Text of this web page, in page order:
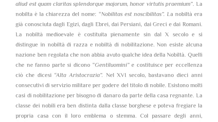
aliud est quam claritas splendorque majorum, honor virtutis praemium”. La
nobilta è la chiarezza del nome: “Nobilitas est noscibilitas”. La nobiltà era
già conosciuta dagli Egizi, dagli Ebrei, dai Persiani, dai Greci e dai Romani.
La nobiltà medioevale è costituita pienamente sin dal X secolo e si
distingue in nobiltà di razza e nobiltà di nobilitazione. Non esiste alcuna
nazione ben regolata che non abbia avuto qualche idea della Nobiltà. Quelli
che ne fanno parte si dicono “Gentiluomini”e costituisce per eccellenza
ciò che dicesi “Alta Aristocrazia”. Nel XVI secolo, bastavano dieci anni
consecutivi di servizio militare per godere del titolo di nobile. Esistono molti
casi di nobilitazione per bisogno di danaro da parte della casa regnante. La
classe dei nobili era ben distinta dalla classe borghese e poteva fregiare la
propria casa con il loro emblema o stemma. Col passare degli anni,